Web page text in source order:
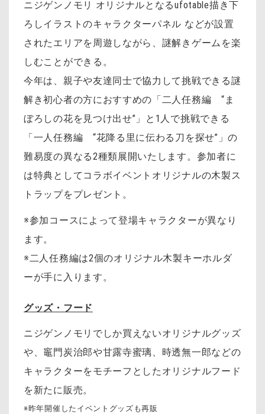
ニジゲンノモリ オリジナルとなるufotable描き下
ろしイラストのキャラクターパネル などが設置
されたエリアを周遊しながら、謎解きゲームを楽
しむことができる。
今年は、親子や友達同士で協力して挑戦できる謎
解き初心者の方におすすめの「二人任務編 “ま
ぼろしの花を見つけ出せ”」と1人で挑戦できる
「一人任務編 “花降る里に伝わる刀を探せ”」の
難易度の異なる2種類展開いたします。参加者に
は特典としてコラボイベントオリジナルの木製ス
トラップをプレゼント。
※参加コースによって登場キャラクターが異なり
ます。
※二人任務編は2個のオリジナル木製キーホルダ
ーが手に入ります。
グッズ・フード
ニジゲンノモリでしか買えないオリジナルグッズ
や、竈門炭治郎や甘露寺蜜璃、時透無一郎などの
キャラクターをモチーフとしたオリジナルフード
を新たに販売。
※昨年開催したイベントグッズも再販